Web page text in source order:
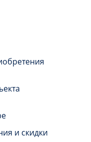
и скидки